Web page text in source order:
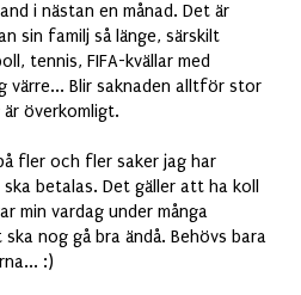
i nästan en månad. Det är
sin familj så länge, särskilt
tennis, FIFA-kvällar med
värre... Blir saknaden alltför stor
överkomligt.
fler och fler saker jag har
betalas. Det gäller att ha koll
min vardag under många
nog gå bra ändå. Behövs bara
:)